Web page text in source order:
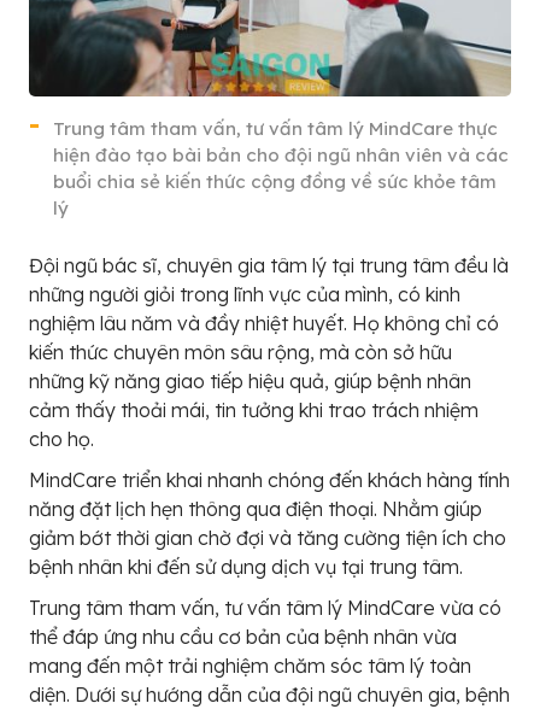
Trung tâm tham vấn, tư vấn tâm lý MindCare thực
hiện đào tạo bài bản cho đội ngũ nhân viên và các
buổi chia sẻ kiến thức cộng đồng về sức khỏe tâm
lý
Đội ngũ bác sĩ, chuyên gia tâm lý tại trung tâm đều là
những người giỏi trong lĩnh vực của mình, có kinh
nghiệm lâu năm và đầy nhiệt huyết. Họ không chỉ có
kiến thức chuyên môn sâu rộng, mà còn sở hữu
những kỹ năng giao tiếp hiệu quả, giúp bệnh nhân
cảm thấy thoải mái, tin tưởng khi trao trách nhiệm
cho họ.
MindCare triển khai nhanh chóng đến khách hàng tính
năng đặt lịch hẹn thông qua điện thoại. Nhằm giúp
giảm bớt thời gian chờ đợi và tăng cường tiện ích cho
bệnh nhân khi đến sử dụng dịch vụ tại trung tâm.
Trung tâm tham vấn, tư vấn tâm lý MindCare vừa có
thể đáp ứng nhu cầu cơ bản của bệnh nhân vừa
mang đến một trải nghiệm chăm sóc tâm lý toàn
diện. Dưới sự hướng dẫn của đội ngũ chuyên gia, bệnh